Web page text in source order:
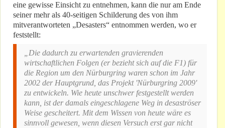
eine gewisse Einsicht zu entnehmen, kann die nur am Ende
seiner mehr als 40-seitigen Schilderung des von ihm
mitverantworteten „Desasters“ entnommen werden, wo er
feststellt:
„Die dadurch zu erwartenden gravierenden
wirtschaftlichen Folgen (er bezieht sich auf die F1) für
die Region um den Nürburgring waren schon im Jahr
2002 der Hauptgrund, das Projekt 'Nürburgring 2009'
zu entwickeln. Wie heute unschwer festgestellt werden
kann, ist der damals eingeschlagene Weg in desaströser
Weise gescheitert. Mit dem Wissen von heute wäre es
sinnvoll gewesen, wenn diesen Versuch erst gar nicht